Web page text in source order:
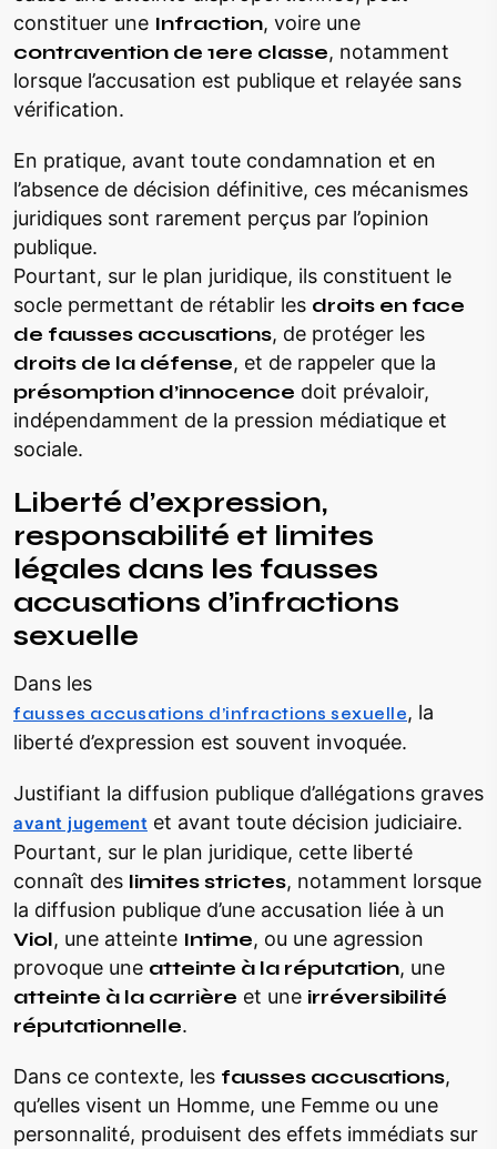
constituer une Infraction, voire une
contravention de 1ere classe, notamment
lorsque l’accusation est publique et relayée sans
vérification.
En pratique, avant toute condamnation et en
l’absence de décision définitive, ces mécanismes
juridiques sont rarement perçus par l’opinion
publique.
Pourtant, sur le plan juridique, ils constituent le
socle permettant de rétablir les droits en face
de fausses accusations, de protéger les
droits de la défense, et de rappeler que la
présomption d’innocence doit prévaloir,
indépendamment de la pression médiatique et
sociale.
Liberté d’expression,
responsabilité et limites
légales dans les fausses
accusations d’infractions
sexuelle
Dans les
fausses accusations d’infractions sexuelle, la
liberté d’expression est souvent invoquée.
Justifiant la diffusion publique d’allégations graves
avant jugement et avant toute décision judiciaire.
Pourtant, sur le plan juridique, cette liberté
connaît des limites strictes, notamment lorsque
la diffusion publique d’une accusation liée à un
Viol, une atteinte Intime, ou une agression
provoque une atteinte à la réputation, une
atteinte à la carrière et une irréversibilité
réputationnelle.
Dans ce contexte, les fausses accusations,
qu’elles visent un Homme, une Femme ou une
personnalité, produisent des effets immédiats sur